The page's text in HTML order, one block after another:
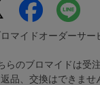
マイドオーダーサ
らのブロマイドは受
品、交換はできませ